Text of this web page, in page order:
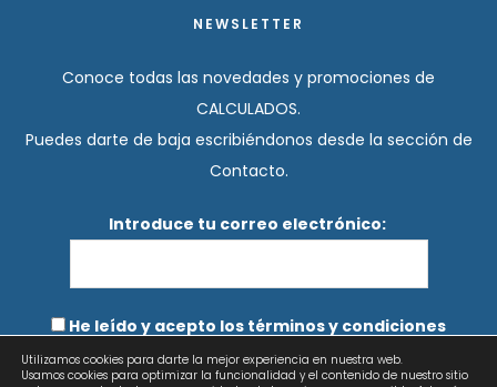
NEWSLETTER
Conoce todas las novedades y promociones de
CALCULADOS.
Puedes darte de baja escribiéndonos desde la sección de
Contacto.
Introduce tu correo electrónico:
He leído y acepto los términos y condiciones
Utilizamos cookies para darte la mejor experiencia en nuestra web.
Usamos cookies para optimizar la funcionalidad y el contenido de nuestro sitio